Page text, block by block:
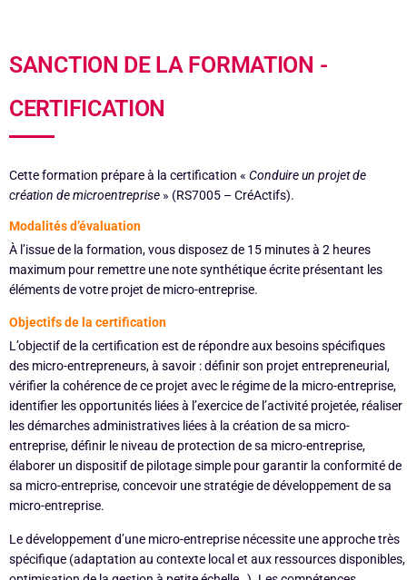
SANCTION DE LA FORMATION -
CERTIFICATION
Cette formation prépare à la certification « Conduire un projet de
création de microentreprise » (RS7005 – CréActifs).
Modalités d’évaluation
À l’issue de la formation, vous disposez de 15 minutes à 2 heures
maximum pour remettre une note synthétique écrite présentant les
éléments de votre projet de micro-entreprise.
Objectifs de la certification
L’objectif de la certification est de répondre aux besoins spécifiques
des micro-entrepreneurs, à savoir : définir son projet entrepreneurial,
vérifier la cohérence de ce projet avec le régime de la micro-entreprise,
identifier les opportunités liées à l’exercice de l’activité projetée, réaliser
les démarches administratives liées à la création de sa micro-
entreprise, définir le niveau de protection de sa micro-entreprise,
élaborer un dispositif de pilotage simple pour garantir la conformité de
sa micro-entreprise, concevoir une stratégie de développement de sa
micro-entreprise.
Le développement d’une micro-entreprise nécessite une approche très
spécifique (adaptation au contexte local et aux ressources disponibles,